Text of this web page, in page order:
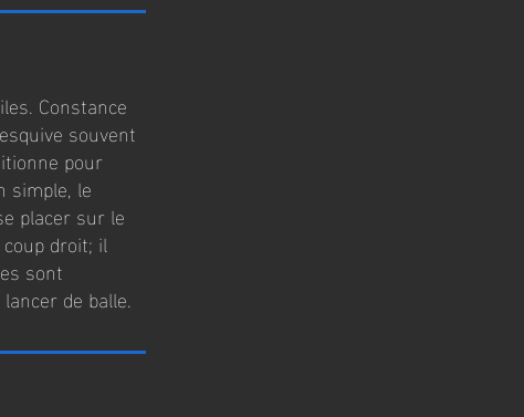
Constance
souvent
pour
simple, le
placer sur le
droit; il
sont
de balle.